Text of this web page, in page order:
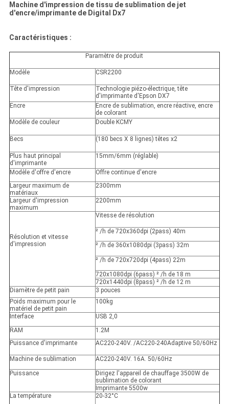
Machine d'impression de tissu de sublimation de jet
d'encre/imprimante de Digital Dx7
Caractéristiques :
Paramètre de produit
Modèle CSR2200
Tête d'impression
Technologie piézo-électrique, tête
d'imprimante d'Epson DX7
Encre
Encre de sublimation, encre réactive, encre
de colorant
Modèle de couleur
Double KCMY
Becs (180 becs X 8 lignes) têtes x2
Plus haut principal
d'imprimante
15mm/6mm (réglable)
Modèle d'offre d'encre
Offre continue d'encre
Largeur maximum de
matériaux
2300mm
Largeur d'impression
maximum
2200mm
Résolution et vitesse
d'impression
Vitesse de résolution
²/h de 720x360dpi (2pass) 40m
²/h de 360x1080dpi (3pass) 32m
²/h de 720x720dpi (4pass) 22m
720x1080dpi (6pass) ²/h de18 m
720x1440dpi (8pass) ²/h de12 m
Diamètre de petit pain
3 pouces
Poids maximum pour le
matériel de petit pain
100kg
Interface
USB 2,0
RAM
1.2M
Puissance d'imprimante
AC220-240V. /AC220-240Adaptive 50/60Hz
Machine de sublimation
AC220-240V. 16A. 50/60Hz
Puissance
Dirigez l'appareil de chauffage 3500W de
sublimation de colorant
Imprimante 5500w
La température
20-32°C